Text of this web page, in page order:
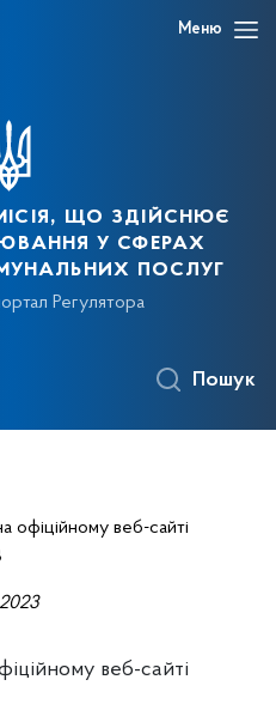
Меню
що здійснює
у сферах
послуг
Регулятора
Пошук
веб-сайті
веб-сайті